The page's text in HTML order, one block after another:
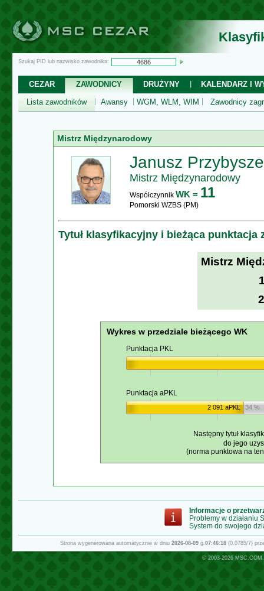
Szukaj PID lub nazwisko zawodnika:
CEZAR ZAWODNICY DRUŻYNY
KALENDARZ I
Lista zawodników
Awansy WGM, WLM, WIM Zawodnicy
Mistrz Międzynarodowy
Janusz
Mistrz Międzynarodowy
Współczynnik WK = 11
Pomorski WZBS (PM)
Tytuł klasyfikacyjny i bieżąca punktacja
Mistrz
Wykres w przedziale bieżącego WK
Punktacja PKL
Punktacja aPKL
2 091 aPKL 34 %
Następny tytuł
do jego
(norma punktowa na
Informacje o
Problemy w działaniu
System do swojego
Strona wygenerowana automatycznie w dniu 2026-08-09g.07:46:18(0.0785/7)
© 2003-2026